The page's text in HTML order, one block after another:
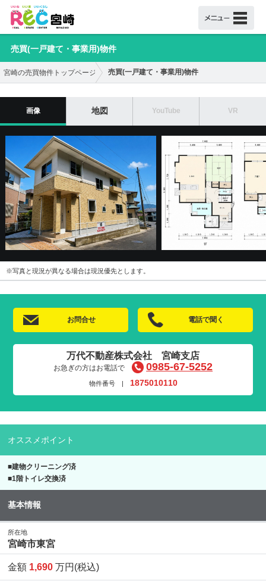
売買(一戸建て・事業用)物件
宮崎の売買物件トップページ 売買(一戸建て・事業用)物件
画像 地図 YouTube VR
※写真と現況が異なる場合は現況優先とします。
お問合せ 電話で聞く
万代不動産株式会社 宮崎支店
お急ぎの方はお電話で 0985-67-5252
物件番号 | 1875010110
オススメポイント
■建物クリーニング済
■1階トイレ交換済
基本情報
所在地
宮崎市東宮
金額 1,690 万円(税込)